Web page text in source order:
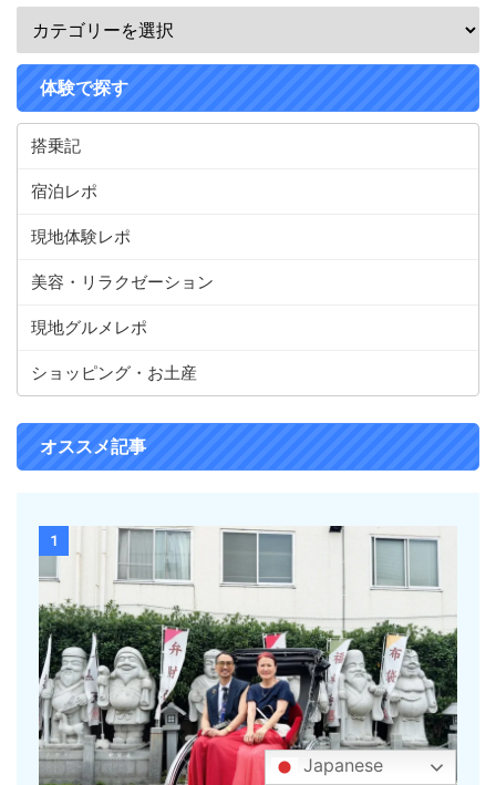
体験で探す
搭乗記
宿泊レポ
現地体験レポ
美容・リラクゼーション
現地グルメレポ
ショッピング・お土産
オススメ記事
1
Japanese